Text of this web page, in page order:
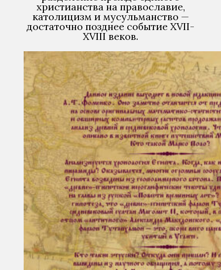
христианства на православие,
католицизм и мусульманство —
достаточно позднее событие XVII-
XVIII веков.